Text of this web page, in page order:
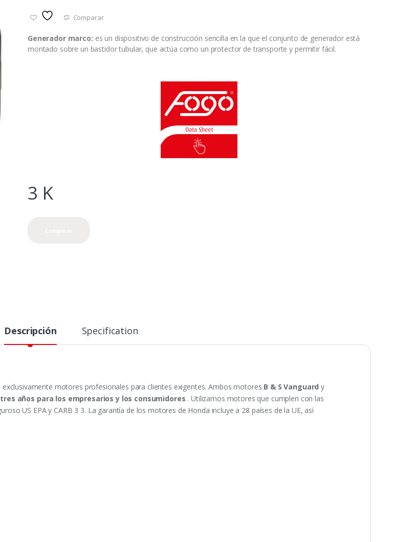
Comparar
Generador marco: es un dispositivo de construcción sencilla en la que el conjunto de generador está
montado sobre un bastidor tubular, que actúa como un protector de transporte y permitir fácil.
3 K
Descripción Specification
motores profesionales para clientes exigentes.Ambos motores B & S Vanguard y
años para los empresarios y los consumidores .Utilizamos motores que cumplen con las
US EPA y CARB 3 3. La garantía de los motores de Honda incluye a 28 países de la UE, así